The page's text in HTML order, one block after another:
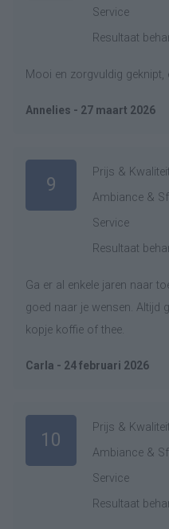
Service
Resultaat
Mooi en zorgvuldig geknipt,
Annelies - 27 maart 2026
9
Prijs & Kwaliteit
Ambiance &
Service
Resultaat
Ga er al enkele jaren naar
goed naar je wensen. Altijd
kopje koffie of thee.
Carla - 24 februari 2026
10
Prijs & Kwaliteit
Ambiance &
Service
Resultaat